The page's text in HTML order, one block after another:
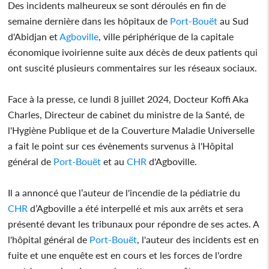
Des incidents malheureux se sont déroulés en fin de
semaine dernière dans les hôpitaux de Port-Bouët au Sud
d'Abidjan etAgboville, ville périphérique de la capitale
économique ivoirienne suite aux décès de deux patients qui
ont suscité plusieurs commentaires sur les réseaux sociaux.
Face à la presse, ce lundi 8 juillet 2024, Docteur Koffi Aka
Charles, Directeur de cabinet du ministre de la Santé, de
l'Hygiène Publique et de la Couverture Maladie Universelle
a fait le point sur ces évènements survenus à l'Hôpital
général de Port-Bouët et au CHR d'Agboville.
Il a annoncé que l’auteur de l'incendie de la pédiatrie du
CHR d’Agboville a été interpellé et mis aux arrêts et sera
présenté devant les tribunaux pour répondre de ses actes. A
l'hôpital général de Port-Bouët, l'auteur des incidents est en
fuite et une enquête est en cours et les forces de l'ordre